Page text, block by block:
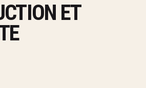
ET